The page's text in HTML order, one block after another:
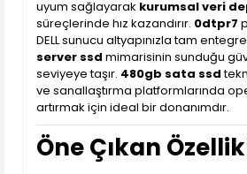
uyum sağlayarak kurumsal veri
süreçlerinde hız kazandırır. 0dtpr7
DELL sunucu altyapınızla tam
server ssd mimarisinin sunduğu
seviyeye taşır. 480gb sata ssd
ve sanallaştırma platformlarında
artırmak için ideal bir donanımdır.
Öne Çıkan